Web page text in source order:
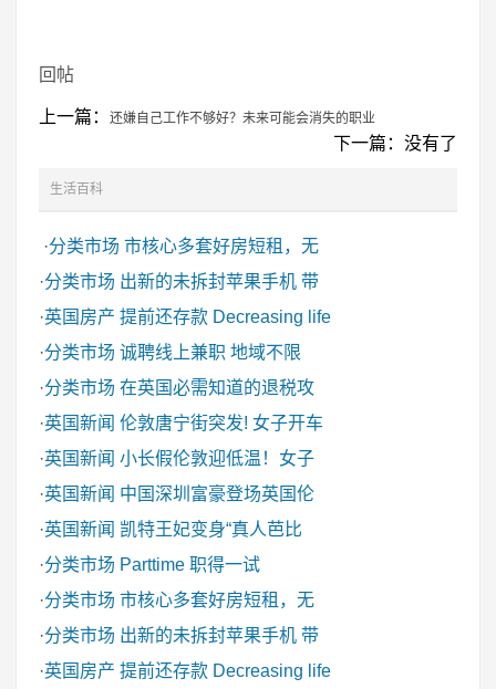
回帖
上一篇： 还嫌自己工作不够好？未来可能会消失的职业
下一篇：没有了
生活百科
·分类市场 市核心多套好房短租，无
·分类市场 出新的未拆封苹果手机 带
·英国房产 提前还存款 Decreasing life
·分类市场 诚聘线上兼职 地域不限
·分类市场 在英国必需知道的退税攻
·英国新闻 伦敦唐宁街突发! 女子开车
·英国新闻 小长假伦敦迎低温！女子
·英国新闻 中国深圳富豪登场英国伦
·英国新闻 凯特王妃变身“真人芭比
·分类市场 Parttime 职得一试
·分类市场 市核心多套好房短租，无
·分类市场 出新的未拆封苹果手机 带
·英国房产 提前还存款 Decreasing life